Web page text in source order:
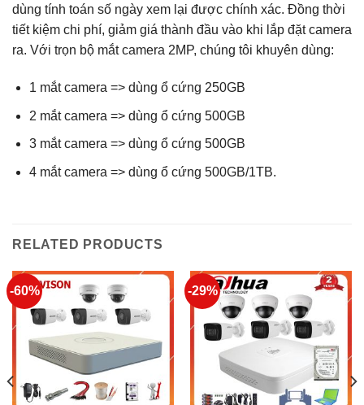
dùng tính toán số ngày xem lại được chính xác. Đồng thời
tiết kiệm chi phí, giảm giá thành đầu vào khi lắp đặt camera
ra. Với trọn bộ mắt camera 2MP, chúng tôi khuyên dùng:
1 mắt camera => dùng ổ cứng 250GB
2 mắt camera => dùng ổ cứng 500GB
3 mắt camera => dùng ổ cứng 500GB
4 mắt camera => dùng ổ cứng 500GB/1TB.
RELATED PRODUCTS
-60% -29%